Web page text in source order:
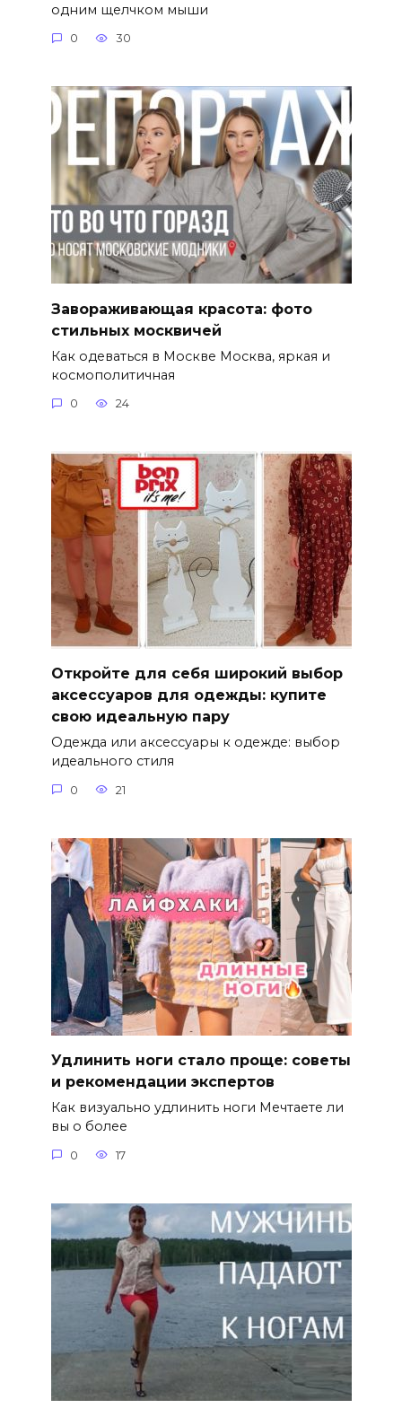
одним щелчком мыши
0 30
Завораживающая красота: фото
стильных москвичей
Как одеваться в Москве Москва, яркая и
космополитичная
0 24
Откройте для себя широкий выбор
аксессуаров для одежды: купите
свою идеальную пару
Одежда или аксессуары к одежде: выбор
идеального стиля
0 21
Удлинить ноги стало проще: советы
и рекомендации экспертов
Как визуально удлинить ноги Мечтаете ли
вы о более
0 17